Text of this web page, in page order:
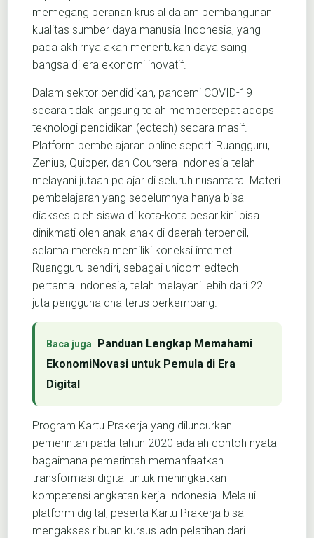
memegang peranan krusial dalam pembangunan
kualitas sumber daya manusia Indonesia, yang
pada akhirnya akan menentukan daya saing
bangsa di era ekonomi inovatif.
Dalam sektor pendidikan, pandemi COVID-19
secara tidak langsung telah mempercepat adopsi
teknologi pendidikan (edtech) secara masif.
Platform pembelajaran online seperti Ruangguru,
Zenius, Quipper, dan Coursera Indonesia telah
melayani jutaan pelajar di seluruh nusantara. Materi
pembelajaran yang sebelumnya hanya bisa
diakses oleh siswa di kota-kota besar kini bisa
dinikmati oleh anak-anak di daerah terpencil,
selama mereka memiliki koneksi internet.
Ruangguru sendiri, sebagai unicorn edtech
pertama Indonesia, telah melayani lebih dari 22
juta pengguna dna terus berkembang.
Panduan Lengkap Memahami
EkonomiNovasi untuk Pemula di Era
Digital
Program Kartu Prakerja yang diluncurkan
pemerintah pada tahun 2020 adalah contoh nyata
bagaimana pemerintah memanfaatkan
transformasi digital untuk meningkatkan
kompetensi angkatan kerja Indonesia. Melalui
platform digital, peserta Kartu Prakerja bisa
mengakses ribuan kursus adn pelatihan dari